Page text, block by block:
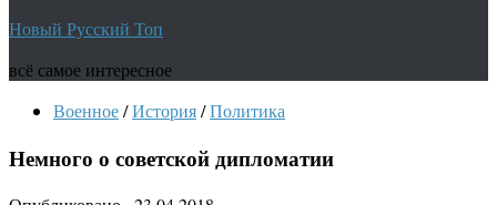
Новый Русский Топ
всё самое интересное
Военное/История/Политика
Немного о советской дипломатии